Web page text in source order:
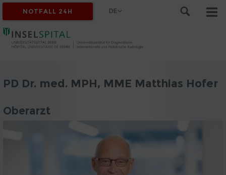
NOTFALL 24H DE
PD Dr. med. MPH, MME Matthias Hofer
Oberarzt